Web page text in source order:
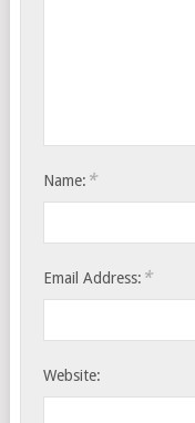
Name: *
Email Address: *
Website: